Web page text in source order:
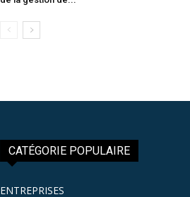
CATÉGORIE POPULAIRE
ENTREPRISES